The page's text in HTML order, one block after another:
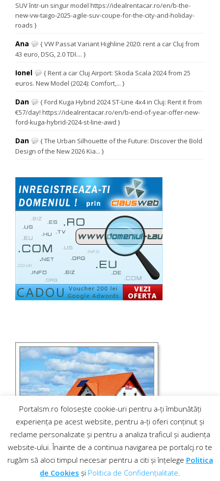
SUV într-un singur model https://idealrentacar.ro/en/b-the-
new-vw-taigo-2025-agile-suv-coupe-for-the-city-and-holiday-
roads }
Ana
{ VW Passat Variant Highline 2020: rent a car Cluj from
43 euro, DSG, 2.0 TDI.... }
Ionel
{ Rent a car Cluj Airport: Skoda Scala 2024 from 25
euros. New Model (2024): Comfort,... }
Dan
{ Ford Kuga Hybrid 2024 ST-Line 4x4 in Cluj: Rent it from
€57/day! https://idealrentacar.ro/en/b-end-of-year-offer-new-
ford-kuga-hybrid-2024-st-line-awd }
Dan
{ The Urban Silhouette of the Future: Discover the Bold
Design of the New 2026 Kia... }
Portalsm.ro folosește cookie-uri pentru a-ți îmbunătăți
experiența pe acest website, pentru a-ți oferi conținut și
reclame personalizate și pentru a analiza traficul și audiența
website-ului. Înainte de a continua navigarea pe portalcj.ro te
rugăm să aloci timpul necesar pentru a citi și înțelege Politica
de Cookies și Politica de Confidențialitate.